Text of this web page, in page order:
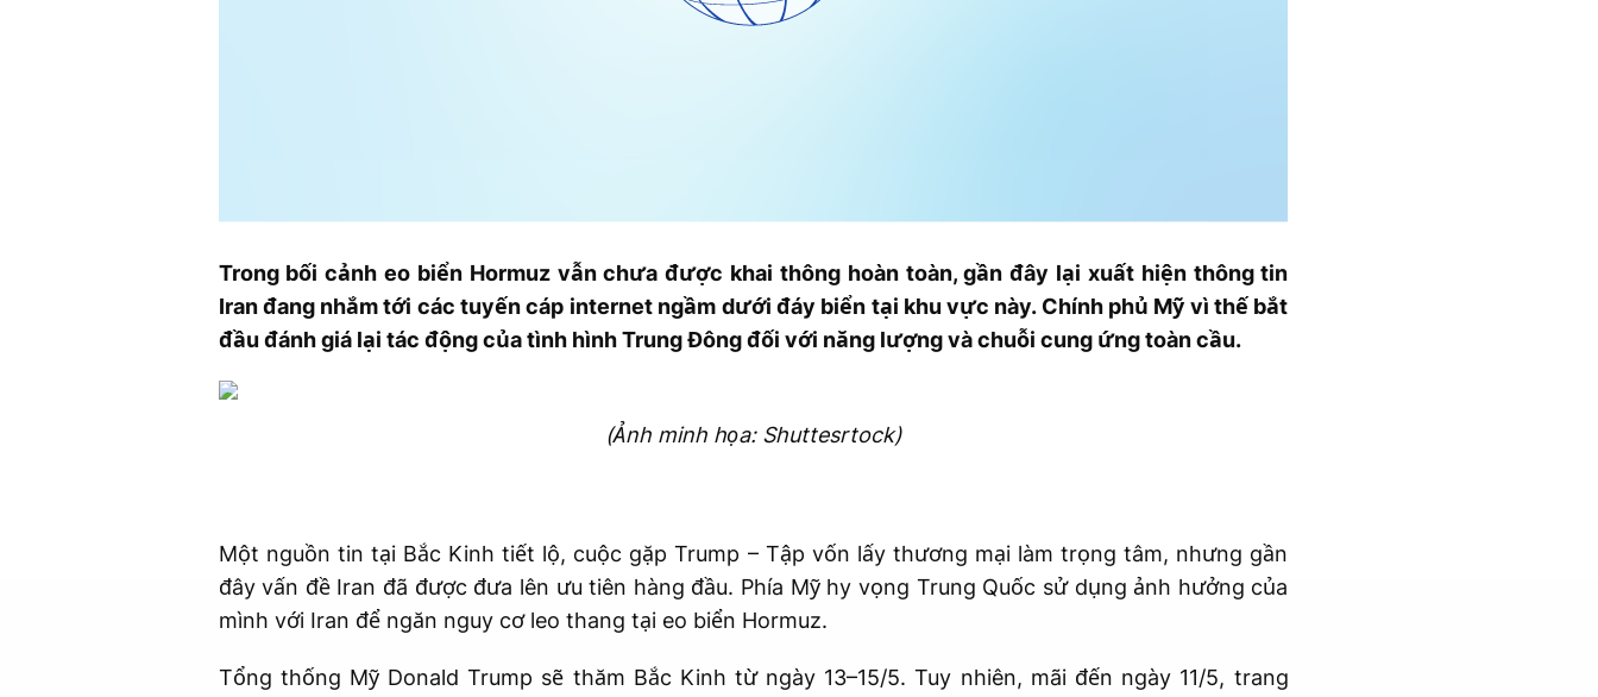
Trong bối cảnh eo biển Hormuz vẫn chưa được khai thông hoàn toàn, gần đây lại xuất hiện thông tin
Iran đang nhắm tới các tuyến cáp internet ngầm dưới đáy biển tại khu vực này. Chính phủ Mỹ vì thế bắt
đầu đánh giá lại tác động của tình hình Trung Đông đối với năng lượng và chuỗi cung ứng toàn cầu.
(Ảnh minh họa: Shuttesrtock)
Một nguồn tin tại Bắc Kinh tiết lộ, cuộc gặp Trump – Tập vốn lấy thương mại làm trọng tâm, nhưng gần
đây vấn đề Iran đã được đưa lên ưu tiên hàng đầu. Phía Mỹ hy vọng Trung Quốc sử dụng ảnh hưởng của
mình với Iran để ngăn nguy cơ leo thang tại eo biển Hormuz.
Tổng thống Mỹ Donald Trump sẽ thăm Bắc Kinh từ ngày 13–15/5. Tuy nhiên, mãi đến ngày 11/5, trang